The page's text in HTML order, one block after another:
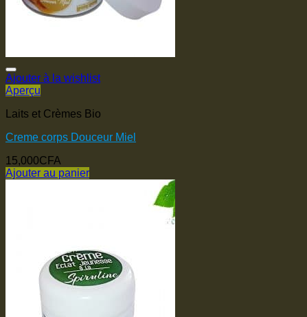
Ajouter à la wishlist
Aperçu
Laits et Crèmes Bio
Creme corps Douceur Miel
15,000CFA
Ajouter au panier